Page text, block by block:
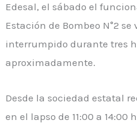
Edesal, el sábado el
Estación de Bombeo N°2 se
interrumpido durante tres
aproximadamente.
Desde la sociedad estatal
en el lapso de 11:00 a 14:00